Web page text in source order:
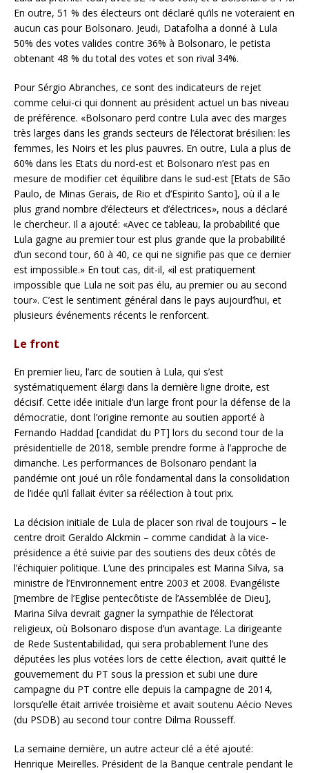
En outre, 51 % des électeurs ont déclaré qu’ils ne voteraient en
aucun cas pour Bolsonaro. Jeudi, Datafolha a donné à Lula
50% des votes valides contre 36% à Bolsonaro, le petista
obtenant 48 % du total des votes et son rival 34%.
Pour Sérgio Abranches, ce sont des indicateurs de rejet
comme celui-ci qui donnent au président actuel un bas niveau
de préférence. «Bolsonaro perd contre Lula avec des marges
très larges dans les grands secteurs de l’électorat brésilien: les
femmes, les Noirs et les plus pauvres. En outre, Lula a plus de
60% dans les Etats du nord-est et Bolsonaro n’est pas en
mesure de modifier cet équilibre dans le sud-est [Etats de São
Paulo, de Minas Gerais, de Rio et d’Espirito Santo], où il a le
plus grand nombre d’électeurs et d’électrices», nous a déclaré
le chercheur. Il a ajouté: «Avec ce tableau, la probabilité que
Lula gagne au premier tour est plus grande que la probabilité
d’un second tour, 60 à 40, ce qui ne signifie pas que ce dernier
est impossible.» En tout cas, dit-il, «il est pratiquement
impossible que Lula ne soit pas élu, au premier ou au second
tour». C’est le sentiment général dans le pays aujourd’hui, et
plusieurs événements récents le renforcent.
Le front
En premier lieu, l’arc de soutien à Lula, qui s’est
systématiquement élargi dans la dernière ligne droite, est
décisif. Cette idée initiale d’un large front pour la défense de la
démocratie, dont l’origine remonte au soutien apporté à
Fernando Haddad [candidat du PT] lors du second tour de la
présidentielle de 2018, semble prendre forme à l’approche de
dimanche. Les performances de Bolsonaro pendant la
pandémie ont joué un rôle fondamental dans la consolidation
de l’idée qu’il fallait éviter sa réélection à tout prix.
La décision initiale de Lula de placer son rival de toujours – le
centre droit Geraldo Alckmin – comme candidat à la vice-
présidence a été suivie par des soutiens des deux côtés de
l’échiquier politique. L’une des principales est Marina Silva, sa
ministre de l’Environnement entre 2003 et 2008. Evangéliste
[membre de l’Eglise pentecôtiste de l’Assemblée de Dieu],
Marina Silva devrait gagner la sympathie de l’électorat
religieux, où Bolsonaro dispose d’un avantage. La dirigeante
de Rede Sustentabilidad, qui sera probablement l’une des
députées les plus votées lors de cette élection, avait quitté le
gouvernement du PT sous la pression et subi une dure
campagne du PT contre elle depuis la campagne de 2014,
lorsqu’elle était arrivée troisième et avait soutenu Aécio Neves
(du PSDB) au second tour contre Dilma Rousseff.
La semaine dernière, un autre acteur clé a été ajouté:
Henrique Meirelles. Président de la Banque centrale pendant le